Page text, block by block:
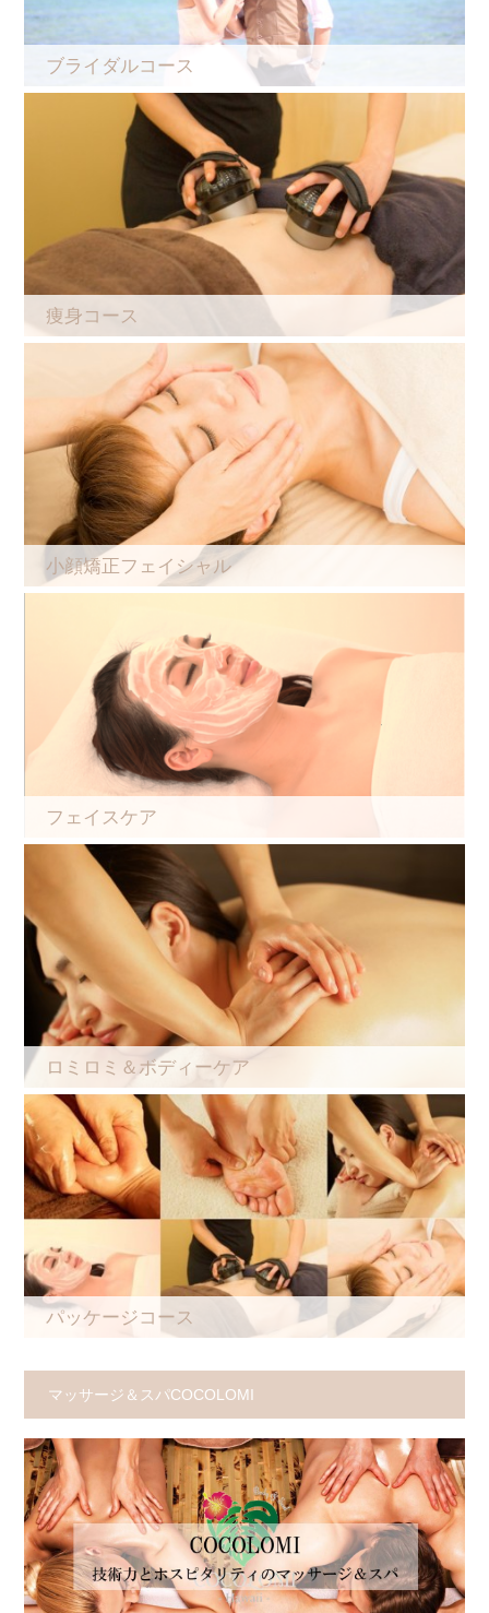
ブライダルコース
痩身コース
小顔矯正フェイシャル
フェイスケア
ロミロミ＆ボディーケア
パッケージコース
マッサージ＆スパCOCOLOMI